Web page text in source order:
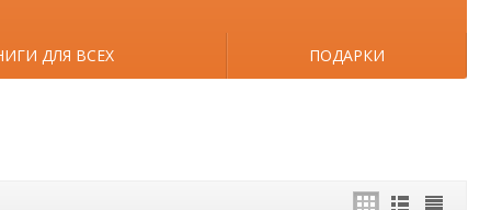
ДЛЯ ВСЕХ ПОДАРКИ